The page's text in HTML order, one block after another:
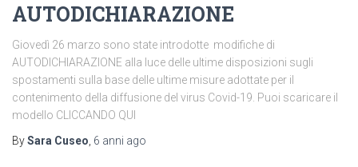
AUTODICHIARAZIONE
Giovedì 26 marzo sono state introdotte modifiche di
AUTODICHIARAZIONE alla luce delle ultime disposizioni sugli
spostamenti sulla base delle ultime misure adottate per il
contenimento della diffusione del virus Covid-19. Puoi scaricare il
modello CLICCANDO QUI
BySara Cuseo 6 anni ago